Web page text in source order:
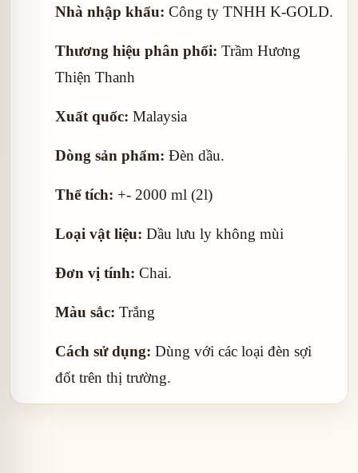
Nhà nhập khẩu: Công ty TNHH K-GOLD.
Thương hiệu phân phối: Trầm Hương
Thiện Thanh
Xuất quốc: Malaysia
Dòng sản phẩm: Đèn dầu.
Thể tích: +- 2000 ml (2l)
Loại vật liệu: Dầu lưu ly không mùi
Đơn vị tính: Chai.
Màu sắc: Trắng
Cách sử dụng: Dùng với các loại đèn sợi
đốt trên thị trường.